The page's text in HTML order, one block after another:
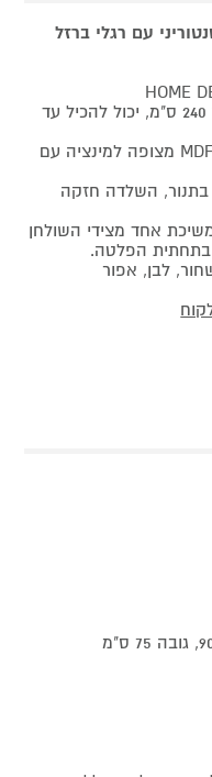
2.4 מ' דגם סנטוריני עם רגלי ברזל
השולחן באורך 140 ס"מ, נפתח לאורך 240 ס"מ, יכול להכיל עד
פלטת השולחן עשויה משטח מ.ד.פ. MDF מצופה למינציה עם
בתנור, השלדה חזקה
אחד מצידי השולחן
לבן, אפור